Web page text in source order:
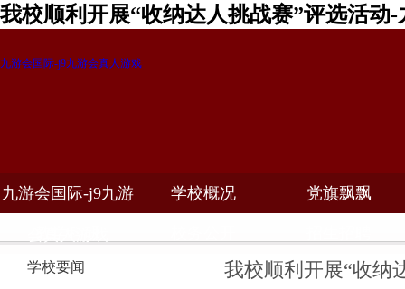
我校顺利开展“收纳达人挑战赛”评选活动-
九游会国际-j9九游会真人游戏
九游会国际-j9九游 学校概况 党旗飘飘
学校要闻 我校顺利开展“收纳